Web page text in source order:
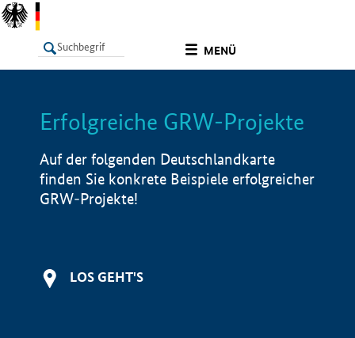
MENÜ
LISTE Info
Erfolgreiche GRW-Projekte
Auf der folgenden Deutschlandkarte
finden Sie konkrete Beispiele erfolgreicher
GRW-Projekte!
LOS GEHT'S